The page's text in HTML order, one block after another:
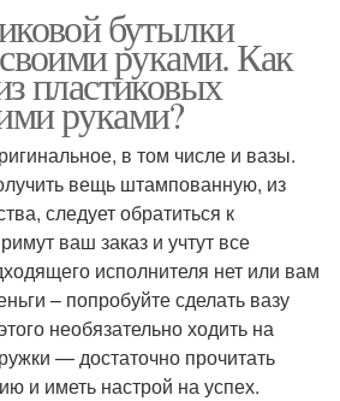
бутылки
своими руками. Как
пластиковых
руками?
в том числе и вазы.
вещь штампованную, из
следует обратиться к
ваш заказ и учтут все
исполнителя нет или вам
– попробуйте сделать вазу
необязательно ходить на
— достаточно прочитать
и иметь настрой на успех.